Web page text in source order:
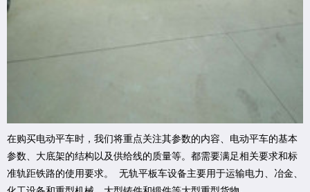
在购买电动平车时，我们将重点关注其参数的内容、电动平车的基本
参数、大底架的结构以及供给线的质量等。都需要满足相关要求和标
准轨距铁路的使用要求。 无轨平板车设备主要用于运输电力、冶金、